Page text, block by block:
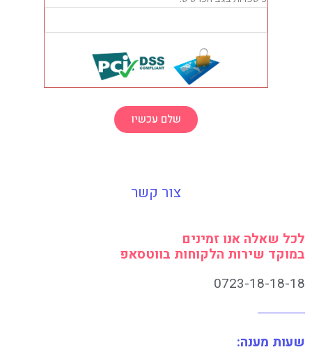
שלם עכשיו
צור קשר
לכל שאלה אנו זמינים
במוקד שירות הלקוחות בווטסאפ
0723-18-18-18
שעות מענה: